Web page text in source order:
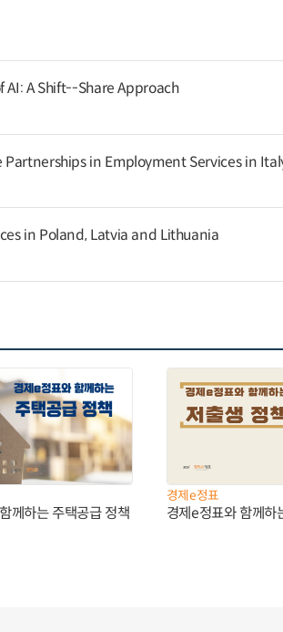
AI: A Shift--Share Approach
in Employment Services in
in Poland, Latvia and Lithuania
께하는 주택공급 정책
경제e정표
경제e정표와 함께하